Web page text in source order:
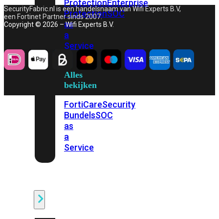
ProtectionEnterprise
ProtectionSOC
as
a
Service
Alles
bekijken
FortiCareSecurity
BundelsSOC
as
a
Service
SecurityFabric.nl is een handelsnaam van Wifi Experts B.V,
een Fortinet Partner sinds 2007.
Copyright © 2026 – Wifi Experts B.V.